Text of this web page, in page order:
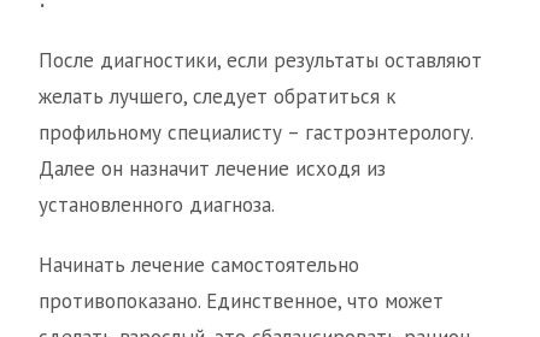
После диагностики, если результаты оставляют
желать лучшего, следует обратиться к
профильному специалисту – гастроэнтерологу.
Далее он назначит лечение исходя из
установленного диагноза.
Начинать лечение самостоятельно
противопоказано. Единственное, что может